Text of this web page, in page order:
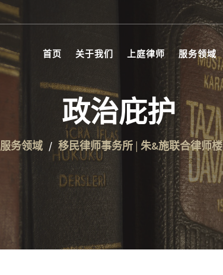
首页 关于我们 上庭律师 服务领域
政治庇护
服务领域 移民律师事务所 | 朱&施联合律师楼